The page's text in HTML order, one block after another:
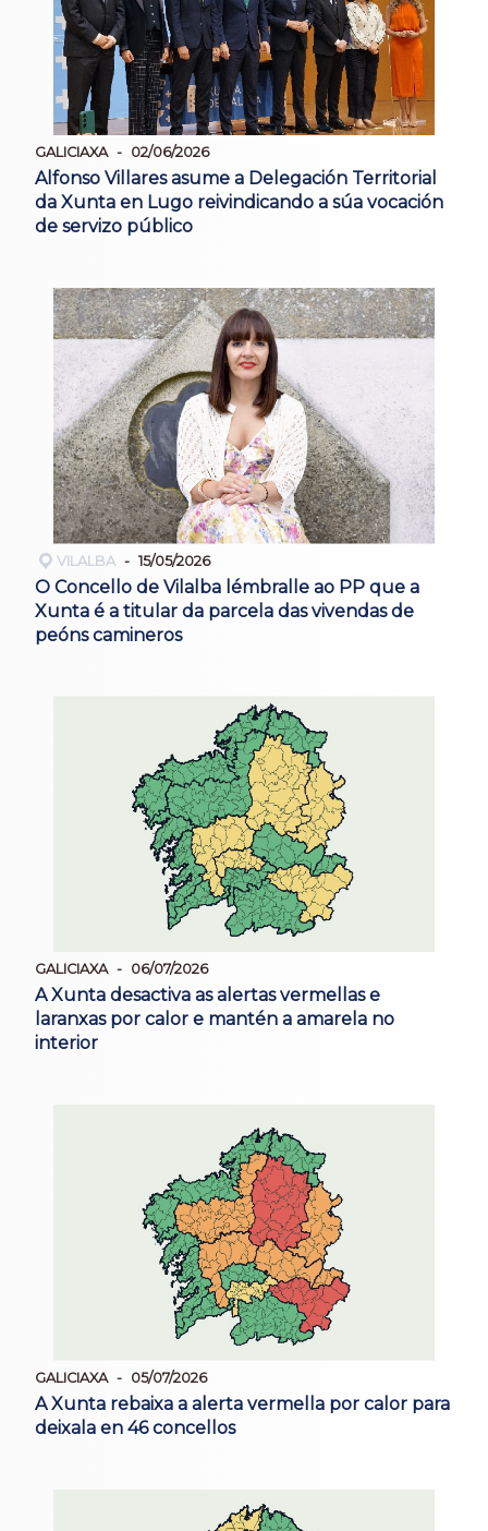
GALICIAXA 02/06/2026
Alfonso Villares asume a Delegación Territorial
da Xunta en Lugo reivindicando a súa vocación
de servizo público
VILALBA 15/05/2026
O Concello de Vilalba lémbralle ao PP que a
Xunta é a titular da parcela das vivendas de
peóns camineros
GALICIAXA 06/07/2026
A Xunta desactiva as alertas vermellas e
laranxas por calor e mantén a amarela no
interior
GALICIAXA 05/07/2026
A Xunta rebaixa a alerta vermella por calor para
deixala en 46 concellos